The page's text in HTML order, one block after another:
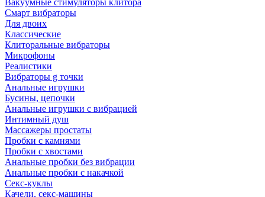
Вакуумные стимуляторы клитора
Смарт вибраторы
Для двоих
Классические
Клиторальные вибраторы
Микрофоны
Реалистики
Вибраторы g точки
Анальные игрушки
Бусины, цепочки
Анальные игрушки с вибрацией
Интимный душ
Массажеры простаты
Пробки с камнями
Пробки с хвостами
Анальные пробки без вибрации
Анальные пробки с накачкой
Секс-куклы
Качели, секс-машины